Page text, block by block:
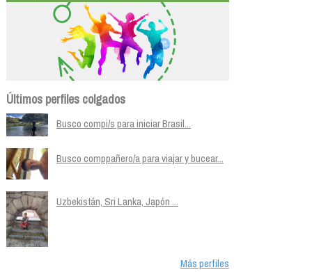
Últimos perfiles colgados
Busco compi/s para iniciar Brasil...
Busco comppañero/a para viajar y bucear...
Uzbekistán, Sri Lanka, Japón ...
Más perfiles